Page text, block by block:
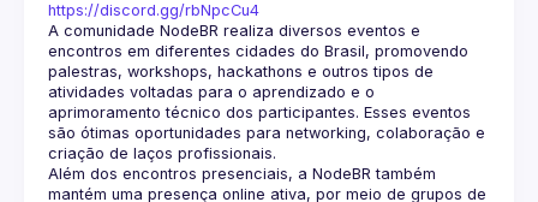
https://discord.gg/rbNpcCu4
A comunidade NodeBR realiza diversos eventos e
encontros em diferentes cidades do Brasil, promovendo
palestras, workshops, hackathons e outros tipos de
atividades voltadas para o aprendizado e o
aprimoramento técnico dos participantes. Esses eventos
são ótimas oportunidades para networking, colaboração e
Além dos encontros presenciais, a NodeBR também
mantém uma presença online ativa, por meio de grupos de